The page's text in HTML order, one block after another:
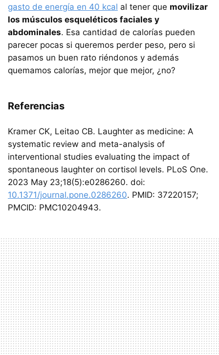
gasto de energía en 40 kcal al tener que movilizar
los músculos esqueléticos faciales y
abdominales. Esa cantidad de calorías pueden
parecer pocas si queremos perder peso, pero si
pasamos un buen rato riéndonos y además
quemamos calorías, mejor que mejor, ¿no?
Referencias
Kramer CK, Leitao CB. Laughter as medicine: A
systematic review and meta-analysis of
interventional studies evaluating the impact of
spontaneous laughter on cortisol levels. PLoS One.
2023 May 23;18(5):e0286260. doi:
10.1371/journal.pone.0286260. PMID: 37220157;
PMCID: PMC10204943.